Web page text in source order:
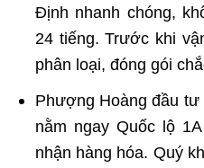
Định nhanh chóng,
24 tiếng. Trước khi
phân loại, đóng gói
Phượng Hoàng đầu
nằm ngay Quốc lộ
nhận hàng hóa. Quý